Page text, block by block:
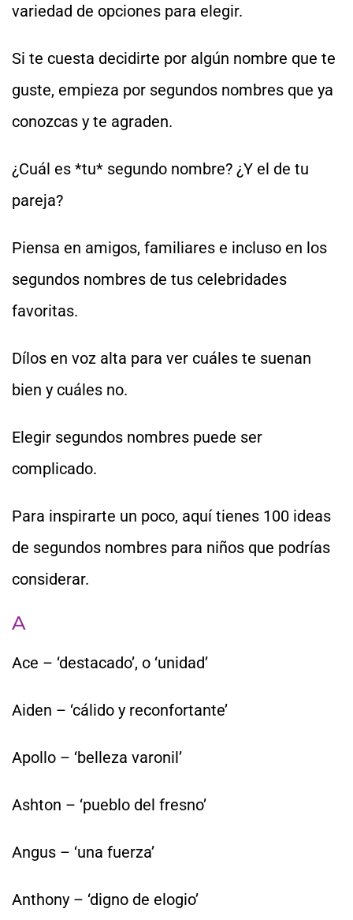
variedad de opciones para elegir.
Si te cuesta decidirte por algún nombre que te
guste, empieza por segundos nombres que ya
conozcas y te agraden.
¿Cuál es *tu* segundo nombre? ¿Y el de tu
pareja?
Piensa en amigos, familiares e incluso en los
segundos nombres de tus celebridades
favoritas.
Dílos en voz alta para ver cuáles te suenan
bien y cuáles no.
Elegir segundos nombres puede ser
complicado.
Para inspirarte un poco, aquí tienes 100 ideas
de segundos nombres para niños que podrías
considerar.
A
Ace – ‘destacado’, o ‘unidad’
Aiden – ‘cálido y reconfortante’
Apollo – ‘belleza varonil’
Ashton – ‘pueblo del fresno’
Angus – ‘una fuerza’
Anthony – ‘digno de elogio’